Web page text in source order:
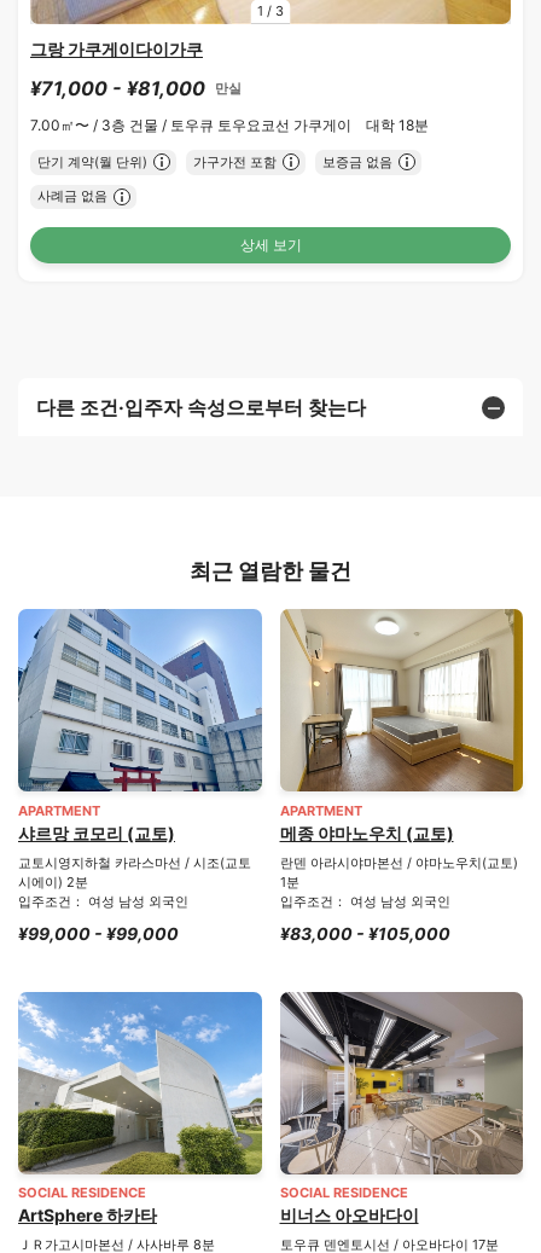
1 / 3
그랑 가쿠게이다이가쿠
¥71,000 - ¥81,000 만실
7.00㎡〜 / 3층 건물 / 토우큐 토우요코선 가쿠게이 대학 18분
단기 계약(월 단위) 가구가전 포함 보증금 없음
사례금 없음
상세 보기
다른 조건·입주자 속성으로부터 찾는다
최근 열람한 물건
APARTMENT
샤르망 코모리 (교토)
교토시영지하철 카라스마선 / 시조(교토
시에이) 2분
입주조건： 여성 남성 외국인
¥99,000 - ¥99,000
APARTMENT
메종 야마노우치 (교토)
란덴 아라시야마본선 / 야마노우치(교토)
1분
입주조건： 여성 남성 외국인
¥83,000 - ¥105,000
SOCIAL RESIDENCE
ArtSphere 하카타
ＪＲ가고시마본선 / 사사바루 8분
SOCIAL RESIDENCE
비너스 아오바다이
토우큐 덴엔토시선 / 아오바다이 17분